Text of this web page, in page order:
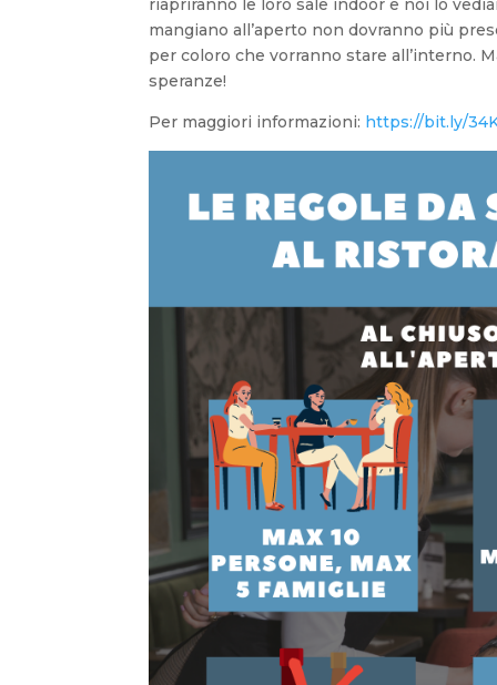
riapriranno le loro sale indoor e noi lo
mangiano all’aperto non dovranno più
per coloro che vorranno stare all’interno.
speranze!
Per maggiori informazioni: https://bit.ly/